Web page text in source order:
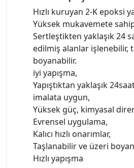
Hızlı kuruyan 2-K epoksi
Yüksek mukavemete
Sertleştikten yaklaşık 24
edilmiş alanlar işlenebilir,
boyanabilir.
iyi yapışma,
Yapıştıktan yaklaşık
imalata uygun,
Yüksek güç, kimyasal
Evrensel uygulama,
Kalıcı hızlı onarımlar,
Taşlanabilir ve üzeri
Hızlı yapışma